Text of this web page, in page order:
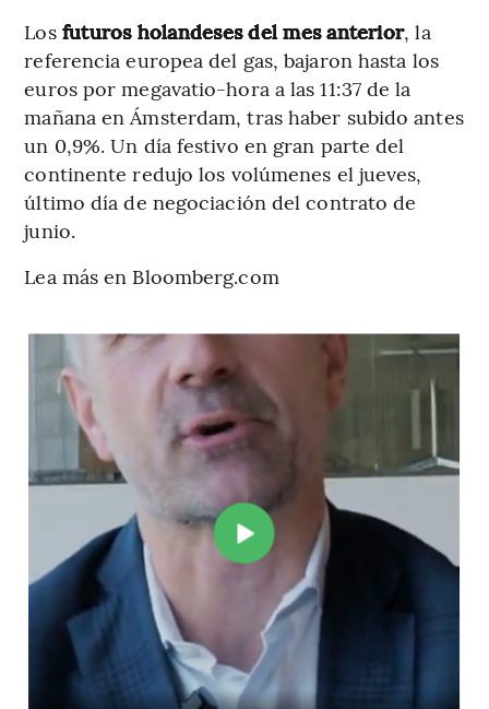
Los futuros holandeses del mes anterior, la
referencia europea del gas, bajaron hasta los
euros por megavatio-hora a las 11:37 de la
mañana en Ámsterdam, tras haber subido antes
un 0,9%. Un día festivo en gran parte del
continente redujo los volúmenes el jueves,
último día de negociación del contrato de
junio.
Lea más en Bloomberg.com